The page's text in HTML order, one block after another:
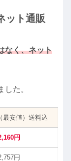
ット通販
なく、ネット
た。
最安値）送料込
円
円